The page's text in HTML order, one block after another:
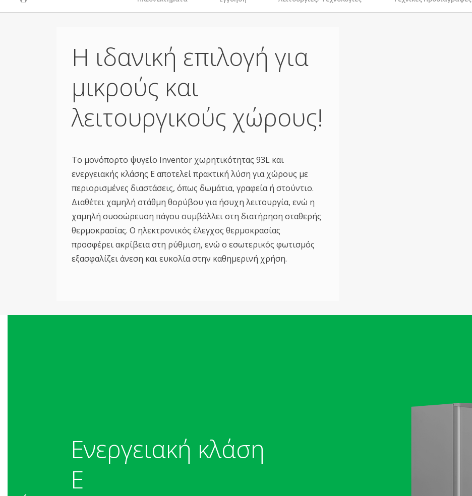
Η ιδανική επιλογή για
μικρούς και
λειτουργικούς χώρους!
Το μονόπορτο ψυγείο Inventor χωρητικότητας 93L και
ενεργειακής κλάσης E αποτελεί πρακτική λύση για χώρους με
περιορισμένες διαστάσεις, όπως δωμάτια, γραφεία ή στούντιο.
Διαθέτει χαμηλή στάθμη θορύβου για ήσυχη λειτουργία, ενώ η
χαμηλή συσσώρευση πάγου συμβάλλει στη διατήρηση σταθερής
θερμοκρασίας. Ο ηλεκτρονικός έλεγχος θερμοκρασίας
προσφέρει ακρίβεια στη ρύθμιση, ενώ ο εσωτερικός φωτισμός
εξασφαλίζει άνεση και ευκολία στην καθημερινή χρήση.
Ενεργειακή κλάση
Ε